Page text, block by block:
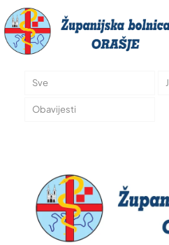
Sve
Obavijesti